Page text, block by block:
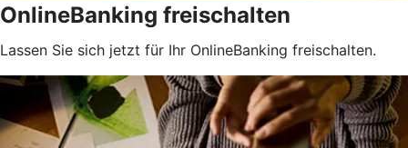
OnlineBanking freischalten
Lassen Sie sich jetzt für Ihr OnlineBanking freischalten.